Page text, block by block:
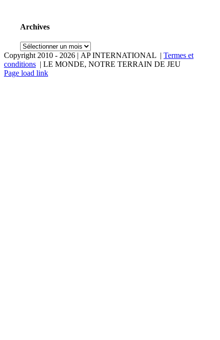
Archives
Archives
Copyright 2010 - 2026 | AP INTERNATIONAL | Termes et
conditions | LE MONDE, NOTRE TERRAIN DE JEU
LinkedIn
YouTube
Page load link